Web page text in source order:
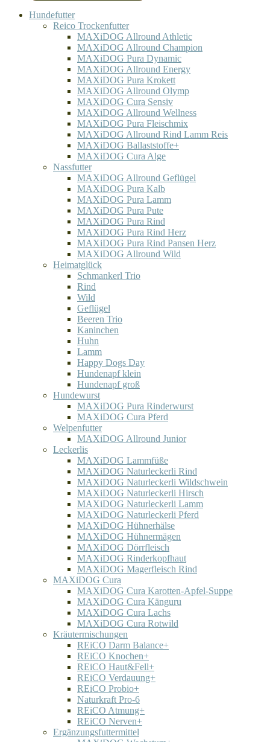
Hundefutter
Reico Trockenfutter
MAXiDOG Allround Athletic
MAXiDOG Allround Champion
MAXiDOG Pura Dynamic
MAXiDOG Allround Energy
MAXiDOG Pura Krokett
MAXiDOG Allround Olymp
MAXiDOG Cura Sensiv
MAXiDOG Allround Wellness
MAXiDOG Pura Fleischmix
MAXiDOG Allround Rind Lamm Reis
MAXiDOG Ballaststoffe+
MAXiDOG Cura Alge
Nassfutter
MAXiDOG Allround Geflügel
MAXiDOG Pura Kalb
MAXiDOG Pura Lamm
MAXiDOG Pura Pute
MAXiDOG Pura Rind
MAXiDOG Pura Rind Herz
MAXiDOG Pura Rind Pansen Herz
MAXiDOG Allround Wild
Heimatglück
Schmankerl Trio
Rind
Wild
Geflügel
Beeren Trio
Kaninchen
Huhn
Lamm
Happy Dogs Day
Hundenapf klein
Hundenapf groß
Hundewurst
MAXiDOG Pura Rinderwurst
MAXiDOG Cura Pferd
Welpenfutter
MAXiDOG Allround Junior
Leckerlis
MAXiDOG Lammfüße
MAXiDOG Naturleckerli Rind
MAXiDOG Naturleckerli Wildschwein
MAXiDOG Naturleckerli Hirsch
MAXiDOG Naturleckerli Lamm
MAXiDOG Naturleckerli Pferd
MAXiDOG Hühnerhälse
MAXiDOG Hühnermägen
MAXiDOG Dörrfleisch
MAXiDOG Rinderkopfhaut
MAXiDOG Magerfleisch Rind
MAXiDOG Cura
MAXiDOG Cura Karotten-Apfel-Suppe
MAXiDOG Cura Känguru
MAXiDOG Cura Lachs
MAXiDOG Cura Rotwild
Kräutermischungen
REiCO Darm Balance+
REiCO Knochen+
REiCO Haut&Fell+
REiCO Verdauung+
REiCO Probio+
Naturkraft Pro-6
REiCO Atmung+
REiCO Nerven+
Ergänzungsfuttermittel